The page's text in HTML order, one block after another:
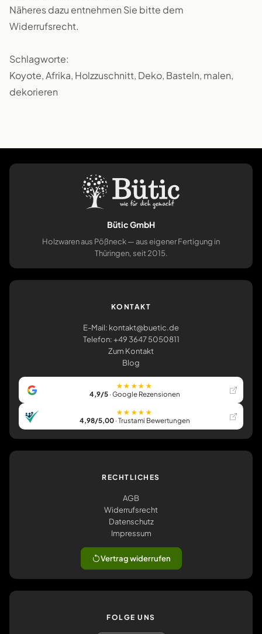
Näheres dazu entnehmen Sie bitte dem
Widerrufsrecht.
Schlagworte:
Koyote, Afrika, Holzzuschnitt, Deko, Basteln, malen,
dekorieren
Bütic GmbH
Holzwaren aus Pößneck — aus eigener Fertigung in
Thüringen, seit 2015.
KONTAKT
E-Mail: kontakt@buetic.de
Telefon: +49 3647 5050811
Zum Kontakt
Blog
★★★★★
4,9/5· Google Rezensionen
★★★★★
4,98/5,00· Trustami Bewertungen
RECHTLICHES
AGB
Widerrufsrecht
Datenschutz
Impressum
Vertrag widerrufen
FOLGE UNS